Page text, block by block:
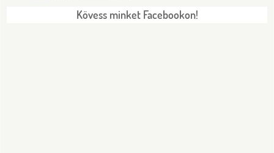
Kövess minket Facebookon!